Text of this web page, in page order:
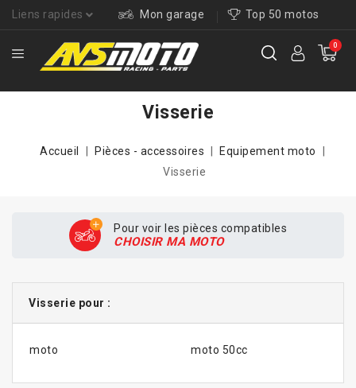
Liens rapides Mon garage Top 50 motos
0
Visserie
Accueil Pièces - accessoires
Equipement moto
Visserie
Pour voir les pièces compatibles
CHOISIR MA MOTO
Visserie pour :
moto moto 50cc